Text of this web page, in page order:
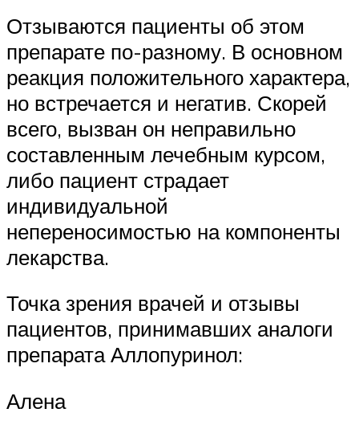
Отзываются пациенты об этом
препарате по-разному. В основном
реакция положительного характера,
но встречается и негатив. Скорей
всего, вызван он неправильно
составленным лечебным курсом,
либо пациент страдает
индивидуальной
непереносимостью на компоненты
лекарства.
Точка зрения врачей и отзывы
пациентов, принимавших аналоги
препарата Аллопуринол:
Алена